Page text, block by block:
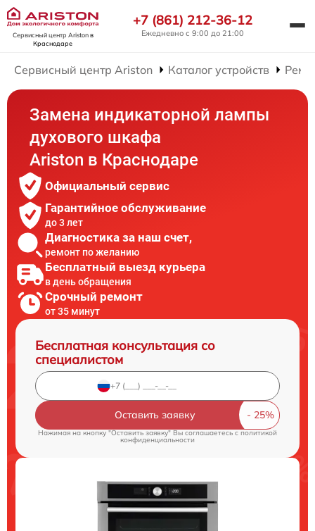
Сервисный центр Aristonв
Краснодаре
+7 (861) 212-36-12
Ежедневно с 9:00 до 21:00
Сервисный центр Ariston Каталог устройств
Замена индикаторной лампы
духового шкафа
Ariston в Краснодаре
Официальный сервис
Гарантийное обслуживание
до 3 лет
Диагностика за наш счет,
ремонт по желанию
Бесплатный выезд курьера
в день обращения
Срочный ремонт
от 35 минут
Бесплатная консультация со
специалистом
Оставить заявку
Нажимая на кнопку "Оставить заявку" Вы соглашаетесь cполитикой
конфиденциальности